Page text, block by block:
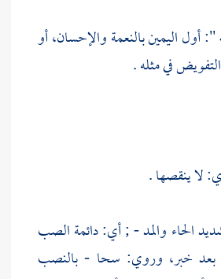
أول اليمين بالنعمة والإحسان، أو
في مثله .
لا ينقصها .
الحاء والمد - ; أي: دائمة الصب
بعد خبر، وروي: سحا - بالنصب